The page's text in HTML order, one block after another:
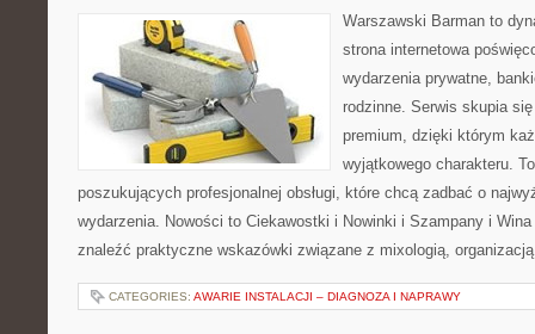
Warszawski Barman to
strona internetowa
wydarzenia prywatne,
rodzinne. Serwis skupia
premium, dzięki którym
wyjątkowego charakteru.
poszukujących profesjonalnej obsługi, które chcą zadbać o
wydarzenia. Nowości to Ciekawostki i Nowinki i Szampany i
znaleźć praktyczne wskazówki związane z mixologią,
CATEGORIES: AWARIE INSTALACJI – DIAGNOZA I NAPRAWY